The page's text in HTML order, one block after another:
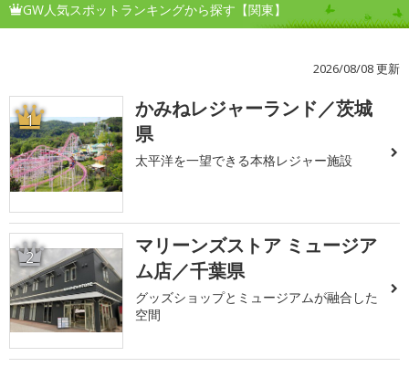
GW人気スポットランキングから探す【関東】
2026/08/08 更新
1
かみねレジャーランド／茨城
県
太平洋を一望できる本格レジャー施設
2
マリーンズストア ミュージア
ム店／千葉県
グッズショップとミュージアムが融合した
空間